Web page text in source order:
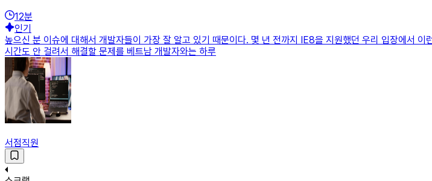
12분
인기
높으신 분 이슈에 대해서 개발자들이 가장 잘 알고 있기 때문이다. 몇 년 전까지 IE8을 지원했던 우리 입장에서
시간도 안 걸려서 해결할 문제를 베트남 개발자와는 하루
서점직원